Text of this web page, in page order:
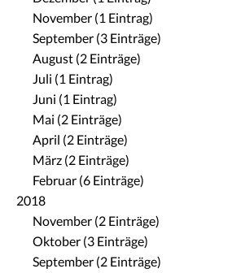
November (1 Eintrag)
September (3 Einträge)
August (2 Einträge)
Juli (1 Eintrag)
Juni (1 Eintrag)
Mai (2 Einträge)
April (2 Einträge)
März (2 Einträge)
Februar (6 Einträge)
2018
November (2 Einträge)
Oktober (3 Einträge)
September (2 Einträge)